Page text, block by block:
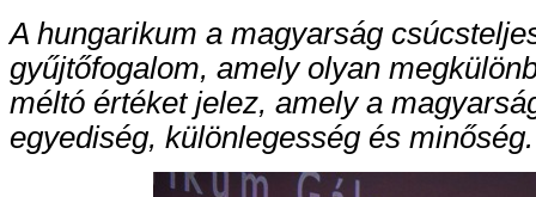
A hungarikum a magyarság
gyűjtőfogalom, amely olyan
méltó értéket jelez, amely a
egyediség, különlegesség és minőség.